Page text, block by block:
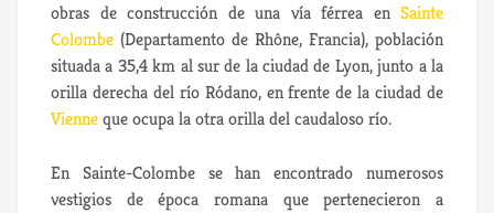
obras de construcción de una vía férrea en Sainte
Colombe (Departamento de Rhône, Francia), población
situada a 35,4 km al sur de la ciudad de Lyon, junto a la
orilla derecha del río Ródano, en frente de la ciudad de
Vienneque ocupa la otra orilla del caudaloso río.
En Sainte-Colombe se han encontrado numerosos
vestigios de época romana que pertenecieron a